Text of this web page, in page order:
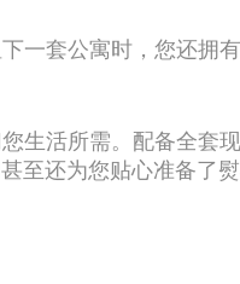
一套公寓时，您还拥
生活所需。配备全套
至还为您贴心准备了熨